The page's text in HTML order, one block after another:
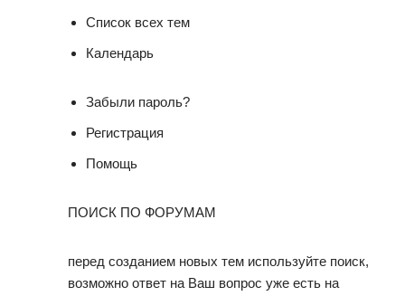
Список всех тем
Календарь
Забыли пароль?
Регистрация
Помощь
ПОИСК ПО ФОРУМАМ
перед созданием новых тем используйте поиск,
возможно ответ на Ваш вопрос уже есть на